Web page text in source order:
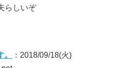
らしいぞ
：2018/09/18(火)